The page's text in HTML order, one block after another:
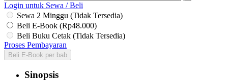
Login untuk Sewa / Beli
Sewa 2 Minggu (Tidak Tersedia)
Beli E-Book (Rp48.000)
Beli Buku Cetak (Tidak Tersedia)
Proses Pembayaran
Beli E-Book per bab
Sinopsis